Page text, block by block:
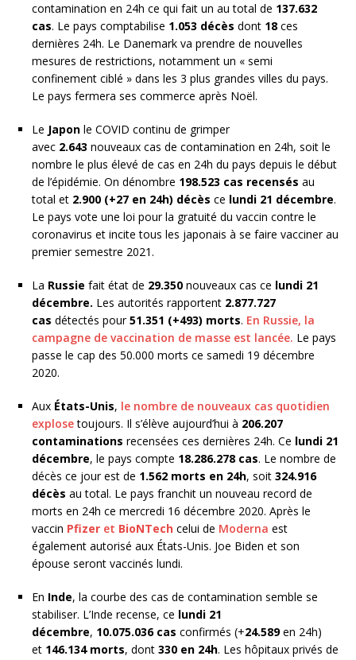
contamination en 24h ce qui fait un au total de 137.632
cas. Le pays comptabilise 1.053 décès dont 18 ces
dernières 24h. Le Danemark va prendre de nouvelles
mesures de restrictions, notamment un « semi
confinement ciblé » dans les 3 plus grandes villes du pays.
Le pays fermera ses commerce après Noël.
Le Japon le COVID continu de grimper
avec 2.643 nouveaux cas de contamination en 24h, soit le
nombre le plus élevé de cas en 24h du pays depuis le début
de l’épidémie. On dénombre 198.523 cas recensés au
total et 2.900 (+27 en 24h) décès ce lundi 21 décembre.
Le pays vote une loi pour la gratuité du vaccin contre le
coronavirus et incite tous les japonais à se faire vacciner au
premier semestre 2021.
La Russie fait état de 29.350 nouveaux cas ce lundi 21
décembre. Les autorités rapportent 2.877.727
cas détectés pour51.351 (+493) morts. En Russie, la
campagne de vaccination de masse est lancée. Le pays
passe le cap des 50.000 morts ce samedi 19 décembre
2020.
Aux États-Unis, le nombre de nouveaux cas quotidien
explosetoujours. Il s’élève aujourd’hui à 206.207
contaminations recensées ces dernières 24h. Ce lundi 21
décembre, le pays compte 18.286.278 cas. Le nombre de
décès ce jour est de 1.562 morts en 24h, soit 324.916
décès au total. Le pays franchit un nouveau record de
morts en 24h ce mercredi 16 décembre 2020. Après le
vaccin Pfizer et BioNTech celui de Moderna est
également autorisé aux États-Unis. Joe Biden et son
épouse seront vaccinés lundi.
En Inde, la courbe des cas de contamination semble se
stabiliser. L’Inde recense, ce lundi 21
décembre, 10.075.036 cas confirmés (+24.589en 24h)
et 146.134 morts, dont 330 en 24h. Les hôpitaux privés de